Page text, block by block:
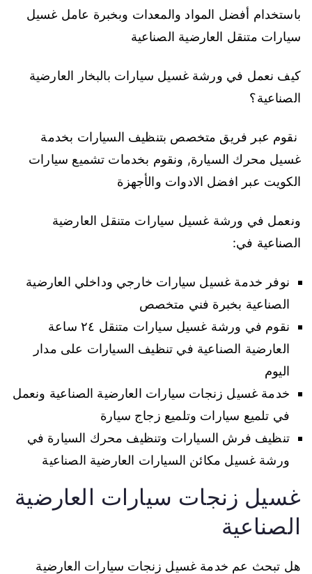
باستخدام أفضل المواد والمعدات وبخبرة عامل غسيل
سيارات متنقل العارضية الصناعية
كيف نعمل في ورشة غسيل سيارات بالبخار العارضية
الصناعية؟
نقوم عبر فريق متخصص بتنظيف السيارات بخدمة
غسيل محرك السيارة, ونقوم بخدمات تشميع سيارات
الكويت عبر افضل الادوات والأجهزة
ونعمل في ورشة غسيل سيارات متنقل العارضية
الصناعية في:
نوفر خدمة غسيل سيارات خارجي وداخلي العارضية
الصناعية بخبرة فني متخصص
نقوم في ورشة غسيل سيارات متنقل ٢٤ ساعة
العارضية الصناعية في تنظيف السيارات على مدار
اليوم
خدمة غسيل زنجات سيارات العارضية الصناعية ونعمل
في تلميع سيارات وتلميع زجاج سيارة
تنظيف فرش السيارات وتنظيف محرك السيارة في
ورشة غسيل مكائن السيارات العارضية الصناعية
غسيل زنجات سيارات العارضية
الصناعية
هل تبحث عم خدمة غسيل زنجات سيارات العارضية